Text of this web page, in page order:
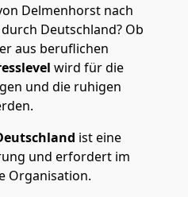
Delmenhorst nach
Deutschland? Ob
aus beruflichen
wird für die
und die ruhigen
ist eine
und erfordert im
Organisation.